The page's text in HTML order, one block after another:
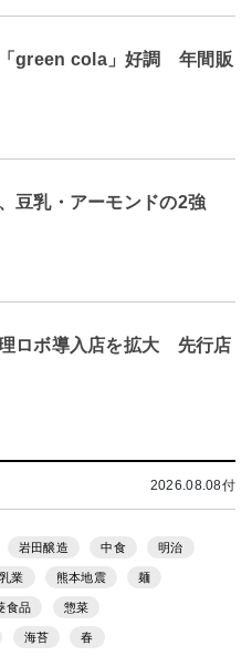
「green cola」好調 年間販
豆乳・アーモンドの2強
理ロボ導入店を拡大 先行店
2026.08.08付
岩田醸造 中食 明治
業 熊本地震 麺
食品 惣菜
海苔 春